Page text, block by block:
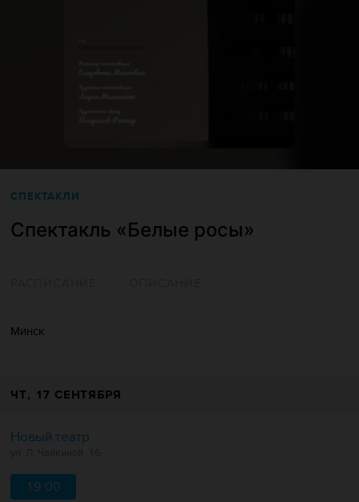
СПЕКТАКЛИ
Спектакль «‎Белые росы»
Минск
ЧТ, 17 СЕНТЯБРЯ
Новый театр
19:00